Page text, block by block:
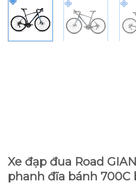
Xe đạp đua Road
phanh đĩa bánh 700C